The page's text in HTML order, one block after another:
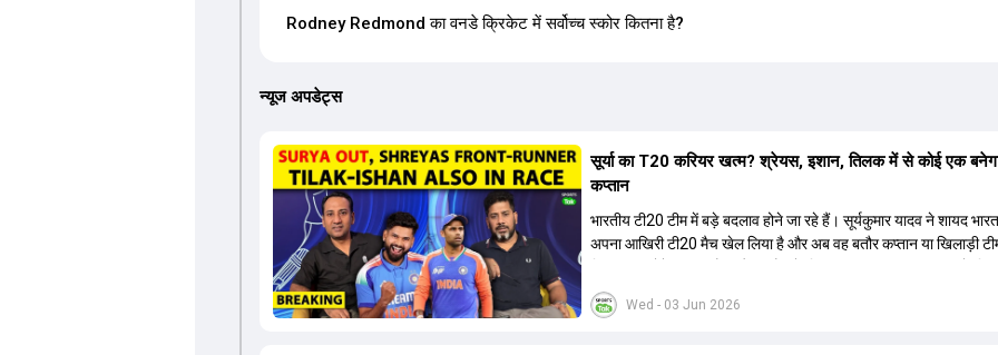
Rodney Redmond का वनडे क्रिकेट में सर्वोच्च स्कोर कितना है?
न्यूज अपडेट्स
Wed - 03 Jun 2026
सूर्या का T20 करियर खत्म? श्रेयस, इशान, तिलक में से कोई एक
कप्तान
भारतीय टी20 टीम में बड़े बदलाव होने जा रहे हैं। सूर्यकुमार यादव ने शायद
अपना आखिरी टी20 मैच खेल लिया है और अब वह बतौर कप्तान या खिलाड़ी
की तलाश जारी है। इस रेस में श्रेयस अय्यर सबसे आगे चल रहे हैं। उनके
किशन और तिलक वर्मा भी कप्तानी के दावेदार हैं। अक्षर पटेल इस रेस में काफी